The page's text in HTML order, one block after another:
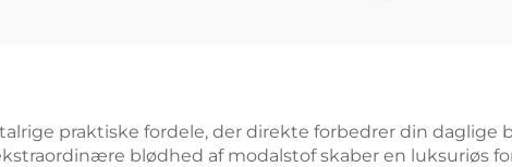
praktiske fordele, der direkte forbedrer din
blødhed af modalstof skaber en luksuriøs